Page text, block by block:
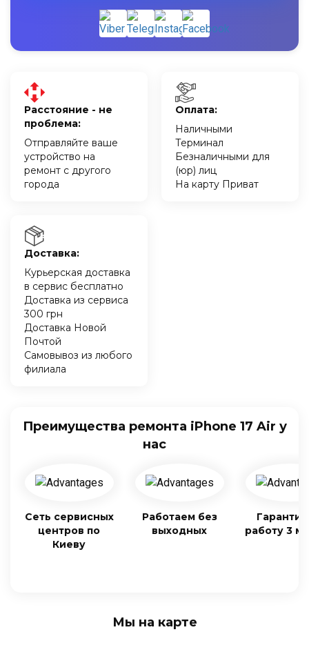
Расстояние - не
проблема:
Отправляйте ваше
устройство на
ремонт с другого
города
Оплата:
Наличными
Терминал
Безналичными для
(юр) лиц
На карту Приват
Доставка:
Курьерская доставка
в сервис бесплатно
Доставка из сервиса
300 грн
Доставка Новой
Почтой
Самовывоз из любого
филиала
Преимущества ремонта iPhone 17 Air у
нас
Сеть сервисных
центров по
Киеву
Работаем без
выходных
работу 3
Мы на карте